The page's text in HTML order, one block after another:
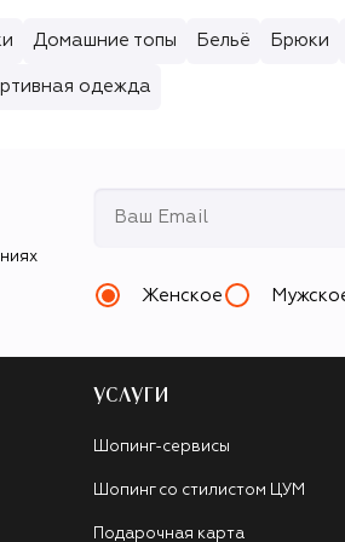
Домашние топы Бельё Брюки
одежда
Женское
УСЛУГИ
Шопинг-сервисы
Шопинг со стилистом ЦУМ
Подарочная карта